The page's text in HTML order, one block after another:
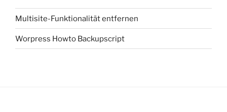
Multisite-Funktionalität entfernen
Worpress Howto Backupscript